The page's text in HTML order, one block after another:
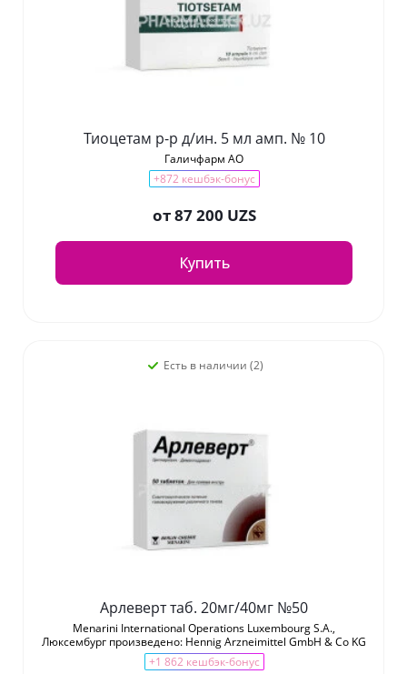
Тиоцетам р-р д/ин. 5 мл амп. № 10
Галичфарм АО
+872 кешбэк-бонус
от87 200 UZS
Купить
Есть в наличии (2)
Арлеверт таб. 20мг/40мг №50
Menarini International Operations Luxembourg S.A.,
Люксембург произведено: Hennig Arzneimittel GmbH & Co KG
+1 862 кешбэк-бонус